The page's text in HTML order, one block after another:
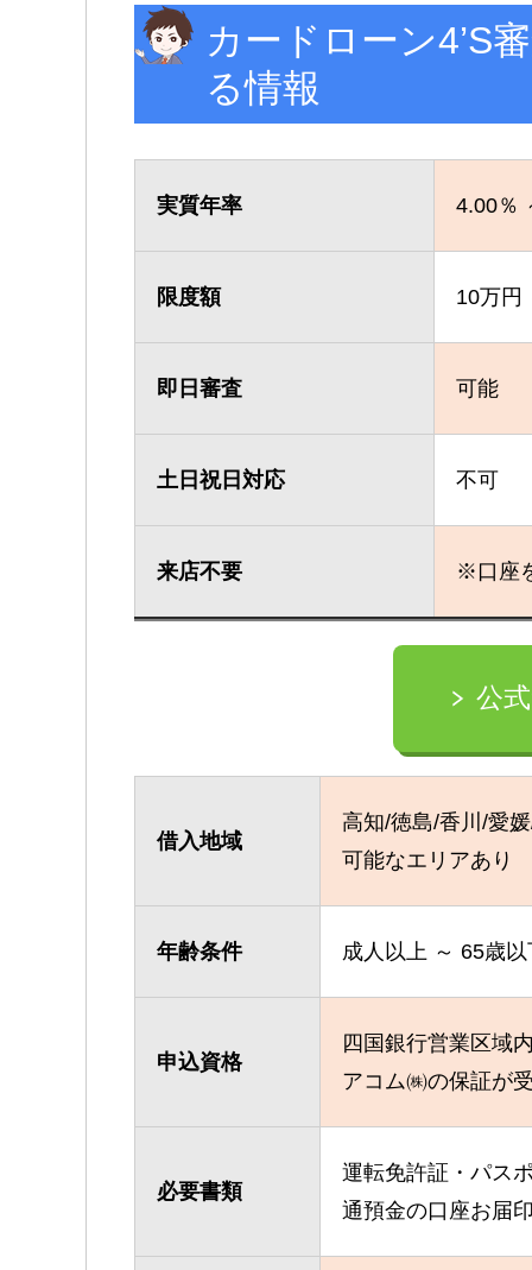
カードローン4’S
る情報
実質年率 4.00％
限度額 10万円
即日審査 可能
土日祝日対応 不可
来店不要 ※口座
公
借入地域
高知/徳島/香川/愛
可能なエリアあり
年齢条件 成人以上 ～ 65歳以
申込資格
四国銀行営業区域
アコム㈱の保証が
必要書類
運転免許証・パス
通預金の口座お届印